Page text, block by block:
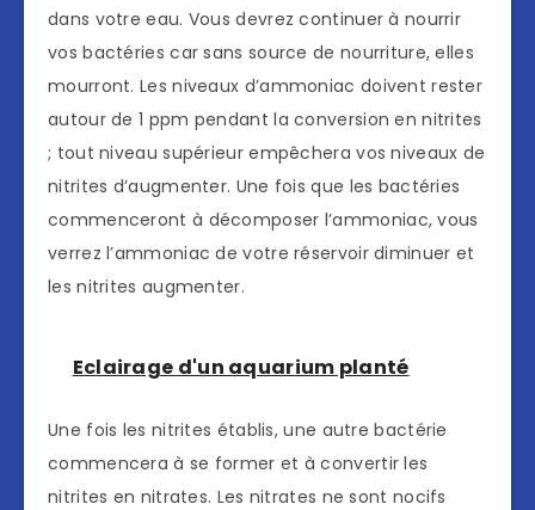
dans votre eau. Vous devrez continuer à nourrir
vos bactéries car sans source de nourriture, elles
mourront. Les niveaux d’ammoniac doivent rester
autour de 1 ppm pendant la conversion en nitrites
; tout niveau supérieur empêchera vos niveaux de
nitrites d’augmenter. Une fois que les bactéries
commenceront à décomposer l’ammoniac, vous
verrez l’ammoniac de votre réservoir diminuer et
les nitrites augmenter.
Eclairage d'un aquarium planté
Une fois les nitrites établis, une autre bactérie
commencera à se former et à convertir les
nitrites en nitrates. Les nitrates ne sont nocifs